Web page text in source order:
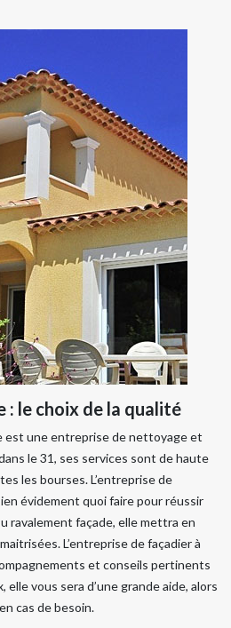
: le choix de la qualité
est une entreprise de nettoyage et
le 31, ses services sont de haute
les bourses. L’entreprise de
évidement quoi faire pour réussir
ravalement façade, elle mettra en
L’entreprise de façadier à
et conseils pertinents
vous sera d’une grande aide, alors
cas de besoin.